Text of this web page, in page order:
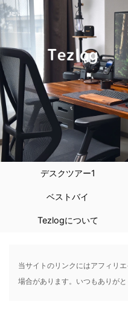
デスクツアー1
ベストバイ
Tezlogについて
当サイトのリンクにはアフィリ
場合があります。いつもありがと